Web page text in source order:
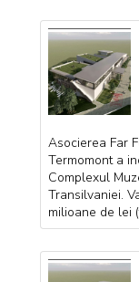
Asocierea Far
Termomont a
Complexul
Transilvaniei.
milioane de lei